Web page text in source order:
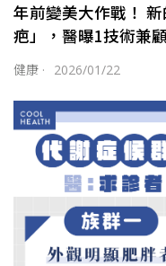
年前變美大作戰！
疤」，醫曝1技術兼
健康 · 2026/01/22